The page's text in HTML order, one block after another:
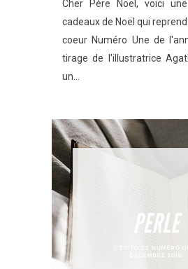
Cher Père Noël, voici
cadeaux de Noël qui
coeur Numéro Une de
tirage de l'illustratrice
un...